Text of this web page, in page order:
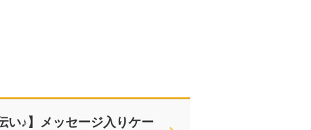
い♪】メッセージ入りケー